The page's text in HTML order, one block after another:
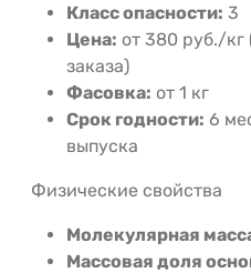
Класс опасности: 3
Цена: от 380 руб./кг
заказа)
Фасовка: от 1 кг
Срок годности: 6
выпуска
Физические свойства
Молекулярная
Массовая доля